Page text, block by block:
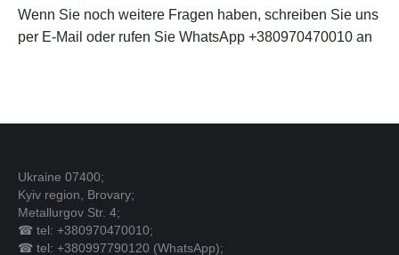
Wenn Sie noch weitere Fragen haben, schreiben Sie uns
per E-Mail oder rufen Sie WhatsApp +380970470010 an
Ukraine 07400;
Kyiv region, Brovary;
Metallurgov Str. 4;
☎ tel: +380970470010;
☎ tel: +380997790120 (WhatsApp);